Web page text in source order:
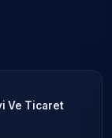
Ve Ticaret